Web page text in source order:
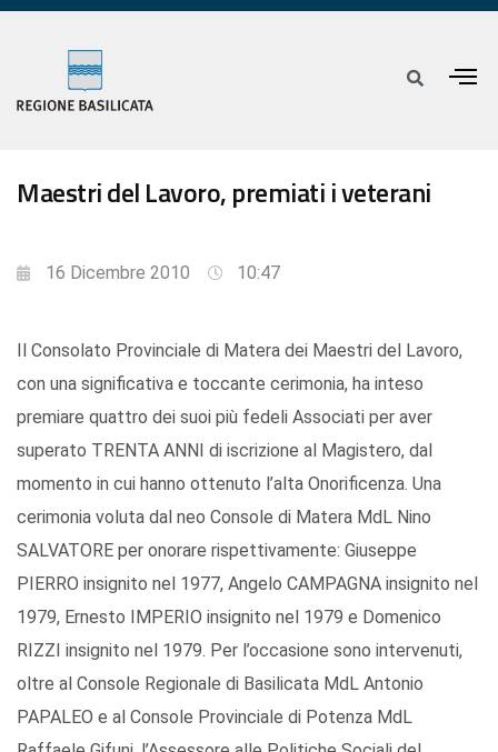
Maestri del Lavoro, premiati i veterani
16 Dicembre 2010 10:47
Il Consolato Provinciale di Matera dei Maestri del Lavoro,
con una significativa e toccante cerimonia, ha inteso
premiare quattro dei suoi più fedeli Associati per aver
superato TRENTA ANNI di iscrizione al Magistero, dal
momento in cui hanno ottenuto l’alta Onorificenza. Una
cerimonia voluta dal neo Console di Matera MdL Nino
SALVATORE per onorare rispettivamente: Giuseppe
PIERRO insignito nel 1977, Angelo CAMPAGNA insignito nel
1979, Ernesto IMPERIO insignito nel 1979 e Domenico
RIZZI insignito nel 1979. Per l’occasione sono intervenuti,
oltre al Console Regionale di Basilicata MdL Antonio
PAPALEO e al Console Provinciale di Potenza MdL